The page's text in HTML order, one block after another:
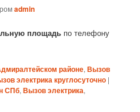
admin
площадь по телефону
районе,Вызов
электрика круглосуточно |
СПб,Вызов электрика,